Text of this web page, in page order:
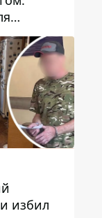
избил